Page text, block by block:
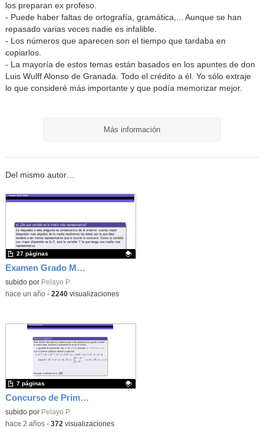
los preparan ex profeso.
- Puede haber faltas de ortografía, gramática,... Aunque se han
repasado varias veces nadie es infalible.
- Los números que aparecen son el tiempo que tardaba en
copiarlos.
- La mayoría de estos temas están basados en los apuntes de don
Luis Wulff Alonso de Granada. Todo el crédito a él. Yo sólo extraje
lo que consideré más importante y que podía memorizar mejor.
Más información
Del mismo autor…
Examen Grado Medio - Matemáticas - 2024 - CAM
Contenido educativo.
subido por Pelayo P.
27 páginas
-hace un año- 2240visualizaciones
Concurso de Primavera - 2010 - Fase 1 - Nivel 4 - Ejercicio 12
Contenido educativo.
subido por Pelayo P.
7 páginas
-hace 2 años- 372 visualizaciones